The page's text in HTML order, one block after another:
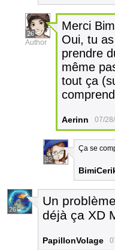
26
Author
Merci
Oui, tu
prendre
même
tout ça
Aerinn 07/
32
Ça se
26
Un
déjà ça XD
PapillonVolage